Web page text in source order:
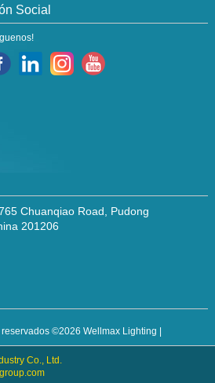
Social
Chuanqiao Road, Pudong
201206
©2026 Wellmax Lighting |
Co., Ltd.